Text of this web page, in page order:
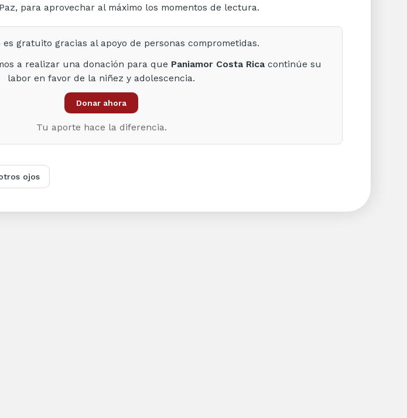
para aprovechar al máximo los momentos de lectura.
gratuito gracias al apoyo de personas comprometidas.
a realizar una donación para que Paniamor Costa Ricacontinúe su
labor en favor de la niñez y adolescencia.
Donar ahora
Tu aporte hace la diferencia.
ojos